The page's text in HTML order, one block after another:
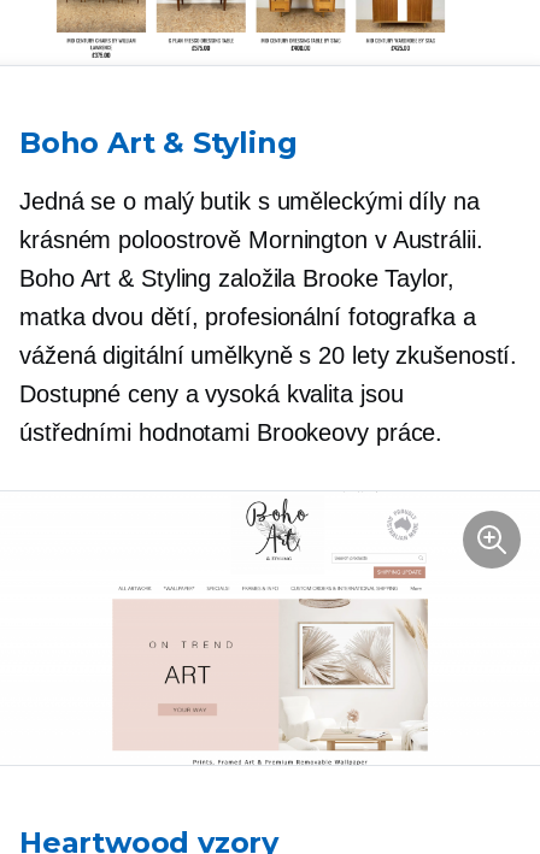
Boho Art & Styling
Jedná se o malý butik s uměleckými díly na
krásném poloostrově Mornington v Austrálii.
Boho Art & Styling založila Brooke Taylor,
matka dvou dětí, profesionální fotografka a
vážená digitální umělkyně s 20 lety zkušeností.
Dostupné ceny a vysoká kvalita jsou
ústředními hodnotami Brookeovy práce.
Heartwood vzory